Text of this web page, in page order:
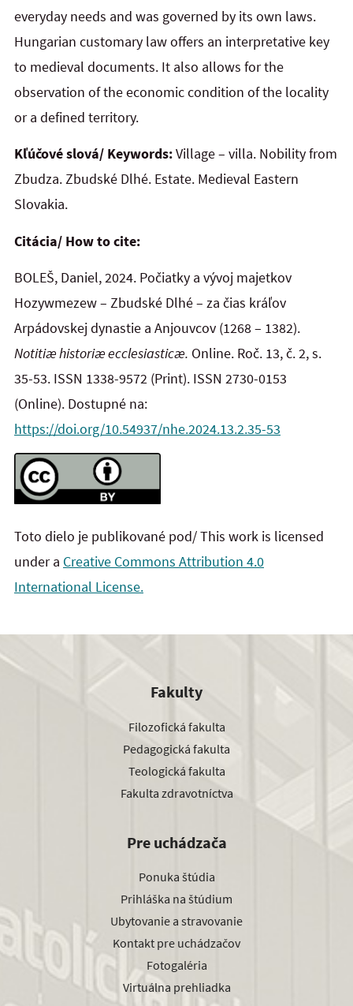
everyday needs and was governed by its own laws.
Hungarian customary law offers an interpretative key
to medieval documents. It also allows for the
observation of the economic condition of the locality
or a defined territory.
Kľúčové slová/ Keywords:Village – villa. Nobility from
Zbudza. Zbudské Dlhé. Estate. Medieval Eastern
Slovakia.
Citácia/ How to cite:
BOLEŠ, Daniel, 2024. Počiatky a vývoj majetkov
Hozywmezew – Zbudské Dlhé – za čias kráľov
Arpádovskej dynastie a Anjouvcov (1268 – 1382).
Notitiæ historiæ ecclesiasticæ. Online. Roč. 13, č. 2, s.
35-53. ISSN 1338-9572 (Print). ISSN 2730-0153
(Online). Dostupné na:
https://doi.org/10.54937/nhe.2024.13.2.35-53
Toto dielo je publikované pod/ This work is licensed
under a Creative Commons Attribution 4.0
International License.
Fakulty
Filozofická fakulta
Pedagogická fakulta
Teologická fakulta
Fakulta zdravotníctva
Pre uchádzača
Ponuka štúdia
Prihláška na štúdium
Ubytovanie a stravovanie
Kontakt pre uchádzačov
Fotogaléria
Virtuálna prehliadka